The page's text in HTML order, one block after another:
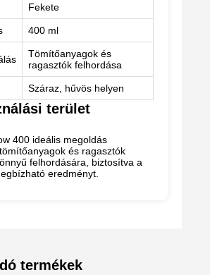
Fekete
400 ml
Tömítőanyagok és
ragasztók felhordása
Száraz, hűvös helyen
terület
400 ideális megoldás
és ragasztók
felhordására, biztosítva a
eredményt.
termékek